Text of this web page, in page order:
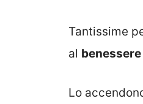
Tantissime
al benessere
Lo